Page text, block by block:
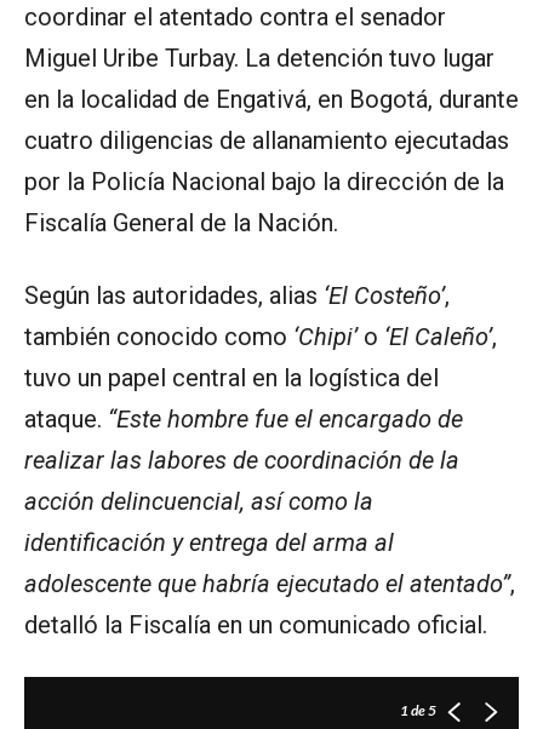
coordinar el atentado contra el senador
Miguel Uribe Turbay. La detención tuvo lugar
en la localidad de Engativá, en Bogotá, durante
cuatro diligencias de allanamiento ejecutadas
por la Policía Nacional bajo la dirección de la
Fiscalía General de la Nación.
Según las autoridades, alias ‘El Costeño’,
también conocido como ‘Chipi’o ‘El Caleño’,
tuvo un papel central en la logística del
ataque. “Este hombre fue el encargado de
realizar las labores de coordinación de la
acción delincuencial, así como la
identificación y entrega del arma al
adolescente que habría ejecutado el atentado”,
detalló la Fiscalía en un comunicado oficial.
1 de 5